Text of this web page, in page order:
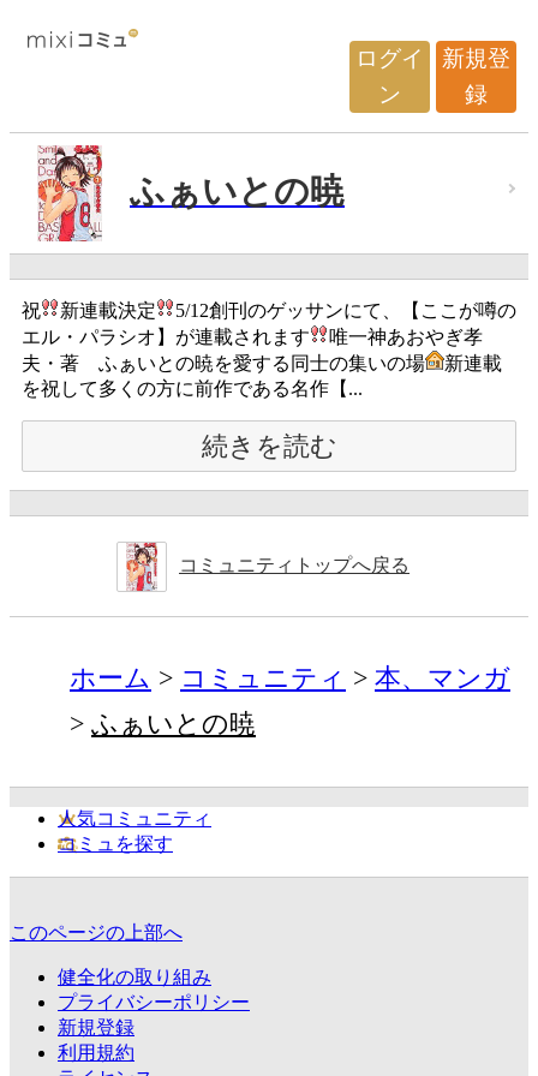
ログイ
ン
新規登
録
ふぁいとの暁
祝 新連載決定
5/12創刊のゲッサンにて、【ここが噂の
エル・パラシオ】が連載されます
唯一神あおやぎ孝
夫・著 ふぁいとの暁を愛する同士の集いの場
新連載
を祝して多くの方に前作である名作【...
続きを読む
コミュニティトップへ戻る
ホーム コミュニティ
本、マンガ
ふぁいとの暁
人気コミュニティ
コミュを探す
このページの上部へ
健全化の取り組み
プライバシーポリシー
新規登録
利用規約